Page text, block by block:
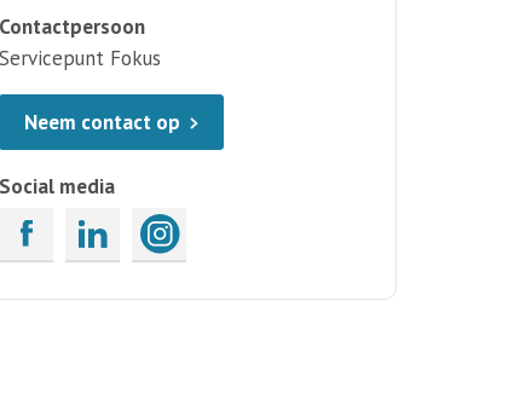
Contactpersoon
Servicepunt Fokus
Neem contact op
Social media